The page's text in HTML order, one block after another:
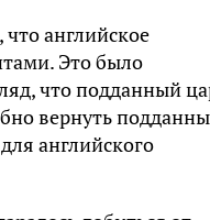
английское
Это было
что подданный
вернуть
английского